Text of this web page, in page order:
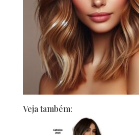
Veja também: